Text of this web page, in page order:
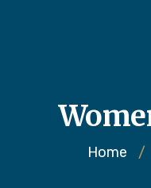
Home /